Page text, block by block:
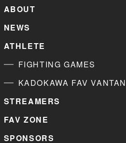
ABOUT
NEWS
ATHLETE
FIGHTING GAMES
KADOKAWA FAV VANTAN
STREAMERS
FAV ZONE
SPONSORS